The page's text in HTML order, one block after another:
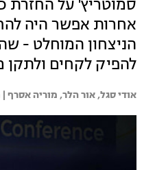
אחרות אפשר היה
הניצחון המוחלט -
להפיק לקחים ולתקן
אודי סגל, אור הלר, מוריה אסרף |